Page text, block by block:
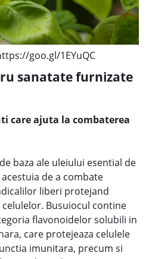
goo.gl/1EYuQC
sanatate furnizate
care ajuta la combaterea
baza ale uleiului esential de
de a combate
liberi protejand
Busuiocul contine
flavonoidelor solubili in
care protejeaza celulele
imunitara, precum si